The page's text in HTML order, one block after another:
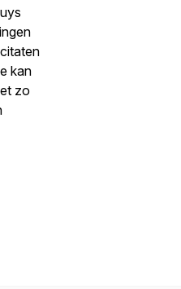
kan
zo